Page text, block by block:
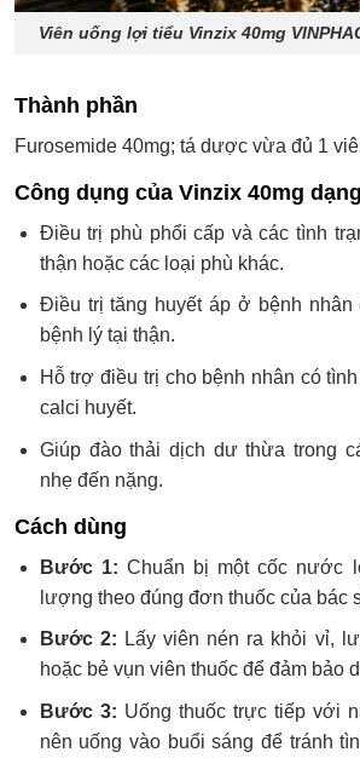
Viên uống lợi tiểu Vinzix 40mg
Thành phần
Furosemide 40mg; tá dược vừa đủ 1
Công dụng của Vinzix 40mg
Điều trị phù phổi cấp và các tình
thận hoặc các loại phù khác.
Điều trị tăng huyết áp ở bệnh nhân
bệnh lý tại thận.
Hỗ trợ điều trị cho bệnh nhân có
calci huyết.
Giúp đào thải dịch dư thừa trong
nhẹ đến nặng.
Cách dùng
Bước 1: Chuẩn bị một cốc nước
lượng theo đúng đơn thuốc của bác
Bước 2: Lấy viên nén ra khỏi vỉ,
hoặc bẻ vụn viên thuốc để đảm bảo
Bước 3: Uống thuốc trực tiếp với
nên uống vào buổi sáng để tránh